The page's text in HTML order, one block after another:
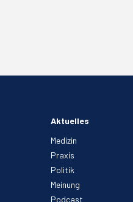
Aktuelles
Medizin
Praxis
Politik
Meinung
Podcast